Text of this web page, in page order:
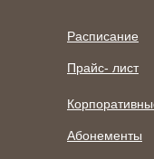
Прайс- лист
Расписание
Абонементы